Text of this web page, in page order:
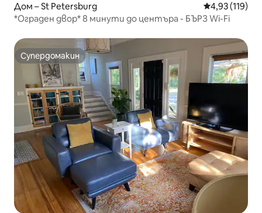
Дом – St Petersburg Средна
4,93 (119)
*Ограден двор* 8 минути до центъра - БЪРЗ Wi-Fi
Супердомакин
Супердомакин